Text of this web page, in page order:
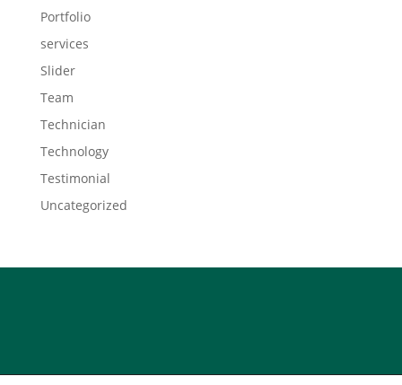
Portfolio
services
Slider
Team
Technician
Technology
Testimonial
Uncategorized